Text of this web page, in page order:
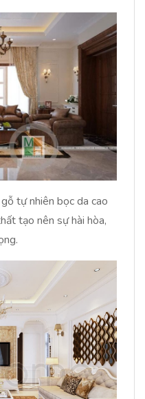
tự nhiên bọc da cao
tạo nên sự hài hòa,